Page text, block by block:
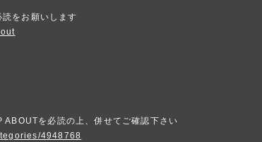
をお願いします
を必読の上、併せてご確認下さい
4948768